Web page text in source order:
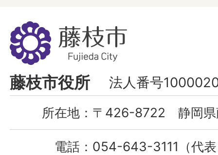
藤
枝
市
Fujieda
City
藤枝市役所 法人番号
所在地： 〒426-8722 静岡県
電話： 054-643-3111（代